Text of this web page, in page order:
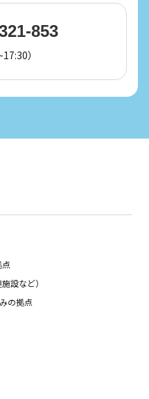
853
）
設など）
の拠点